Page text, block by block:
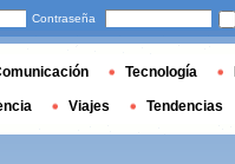
Contraseña
Tecnología
Viajes Tendencias